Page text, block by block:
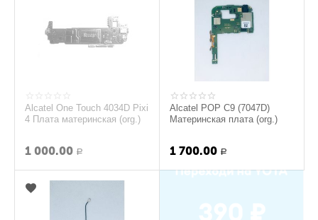
Alcatel One Touch 4034D Pixi
4 Плата материнская (org.)
1 000.00 Р
Alcatel POP C9 (7047D)
Материнская плата (org.)
1 700.00 Р